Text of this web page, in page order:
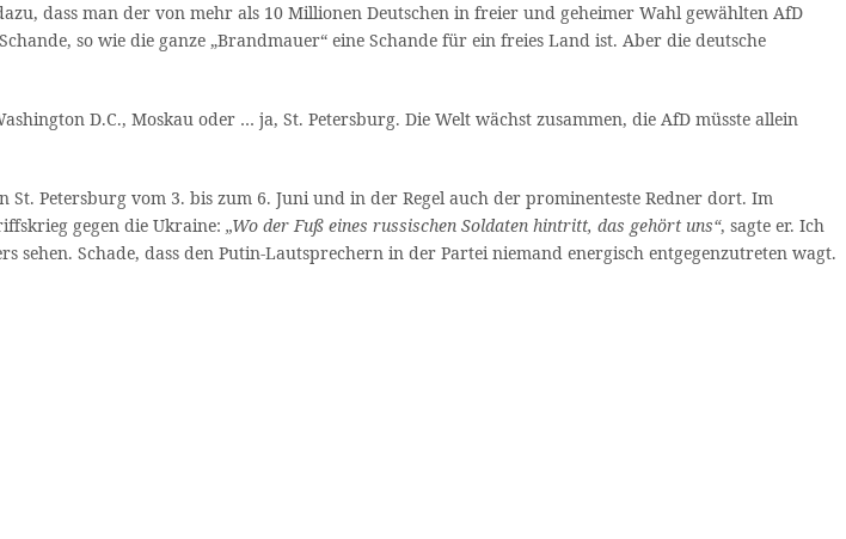
dass man der von mehr als 10 Millionen Deutschen in freier und geheimer Wahl gewählten AfD
so wie die ganze „Brandmauer“ eine Schande für ein freies Land ist. Aber die deutsche
D.C., Moskau oder … ja, St. Petersburg. Die Welt wächst zusammen, die AfD müsste allein
Petersburg vom 3. bis zum 6. Juni und in der Regel auch der prominenteste Redner dort. Im
gegen die Ukraine: „Wo der Fuß eines russischen Soldaten hintritt, das gehört uns“, sagte er. Ich
Schade, dass den Putin-Lautsprechern in der Partei niemand energisch entgegenzutreten wagt.